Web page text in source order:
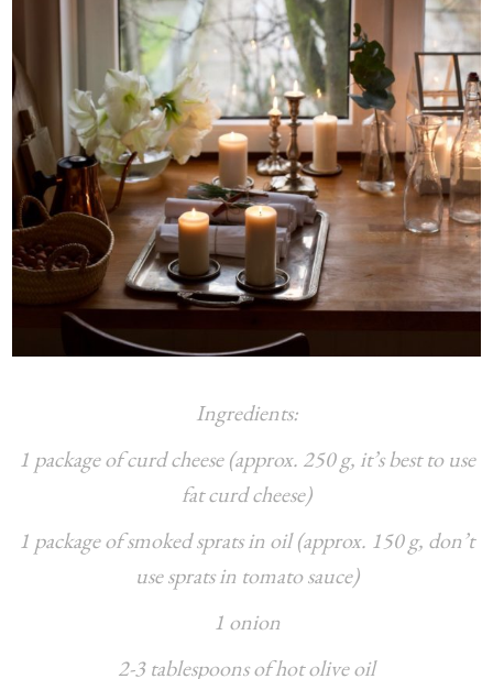
Ingredients:
1 package of curd cheese (approx. 250 g, it’s best to use
fat curd cheese)
1 package of smoked sprats in oil (approx. 150 g, don’t
use sprats in tomato sauce)
1 onion
2-3 tablespoons of hot olive oil